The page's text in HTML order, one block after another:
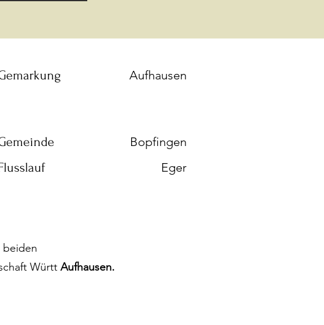
Aufhausen
Bopfingen
Eger
beiden
Württ Aufhausen.